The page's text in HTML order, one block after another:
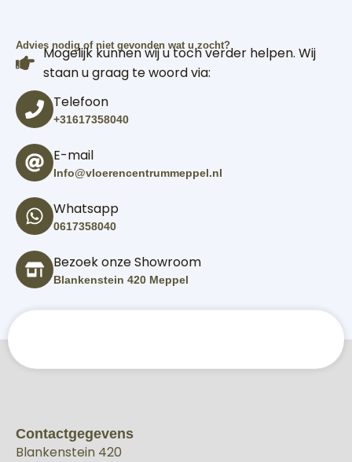
Advies nodig of niet gevonden wat u zocht?
Mogelijk kunnen wij u toch verder helpen. Wij
staan u graag te woord via:
Telefoon
+31617358040
E-mail
Info@vloerencentrummeppel.nl
Whatsapp
0617358040
Bezoek onze Showroom
Blankenstein 420 Meppel
Contactgegevens
Blankenstein 420